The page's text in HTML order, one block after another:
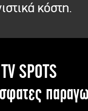
κόστη.
SPOTS